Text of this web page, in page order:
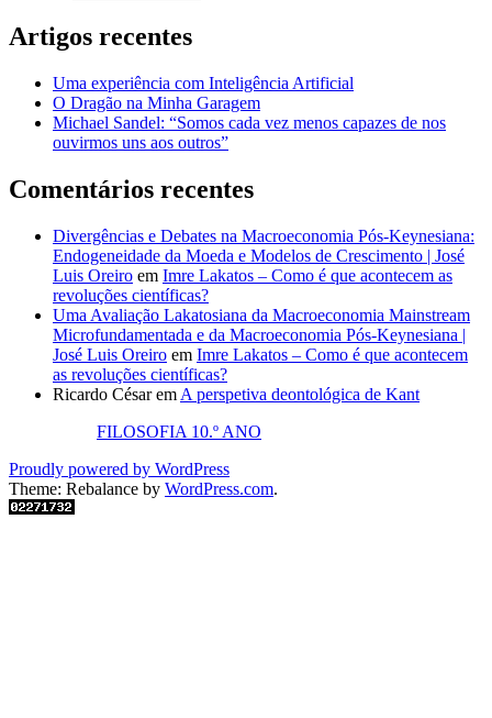
Artigos recentes
Uma experiência com Inteligência Artificial
O Dragão na Minha Garagem
Michael Sandel: “Somos cada vez menos capazes de nos
ouvirmos uns aos outros”
Comentários recentes
Divergências e Debates na Macroeconomia Pós-Keynesiana:
Endogeneidade da Moeda e Modelos de Crescimento | José
Luis Oreiro em Imre Lakatos – Como é que acontecem as
revoluções científicas?
Uma Avaliação Lakatosiana da Macroeconomia Mainstream
Microfundamentada e da Macroeconomia Pós-Keynesiana |
José Luis Oreiro em Imre Lakatos – Como é que acontecem
as revoluções científicas?
Ricardo Césarem A perspetiva deontológica de Kant
FILOSOFIA 10.º ANO
Proudly powered by WordPress
Theme: Rebalance by WordPress.com.